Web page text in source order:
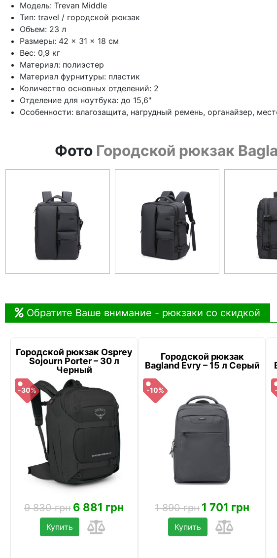
Модель: Trevan Middle
Тип: travel / городской рюкзак
Объем: 23 л
Размеры: 42 × 31 × 18 см
Вес: 0,9 кг
Материал: полиэстер
Материал фурнитуры: пластик
Количество основных отделений: 2
Отделение для ноутбука: до 15,6"
Особенности: влагозащита, нагрудный ремень, органайзер,
Фото Городской рюкзак
Обратите Ваше внимание - рюкзаки со скидкой
Городской рюкзак Osprey
Sojourn Porter – 30 л
Черный
-30%
9 830 грн 6 881 грн
Купить
Городской рюкзак
Bagland Evry – 15 л Серый
-10%
1 890 грн 1 701 грн
Купить